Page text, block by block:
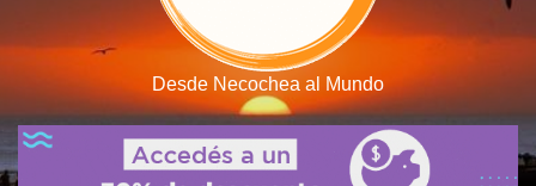
Desde Necochea al Mundo